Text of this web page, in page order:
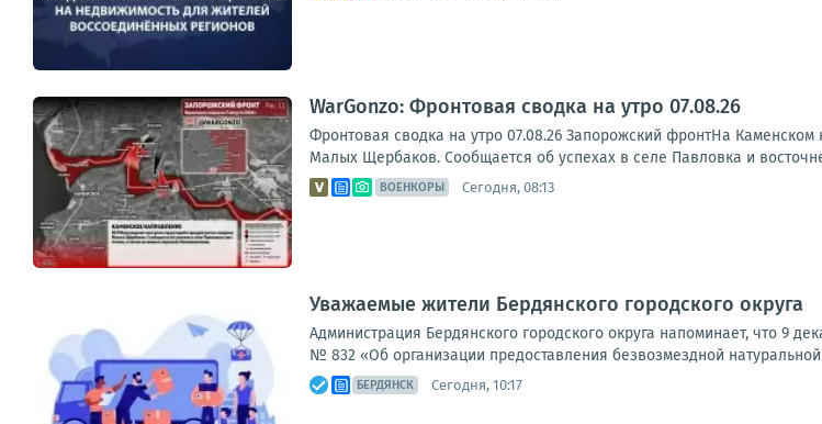
WarGonzo: Фронтовая сводка на утро 07.08.26
Фронтовая сводка на утро 07.08.26 Запорожский фронтНа
Малых Щербаков. Сообщается об успехах в селе Павловка и
ВОЕНКОРЫ Сегодня, 08:13
Уважаемые жители Бердянского городского округа
Администрация Бердянского городского округа напоминает, что 9
№ 832 «Об организации предоставления безвозмездной
БЕРДЯНСК Сегодня, 10:17